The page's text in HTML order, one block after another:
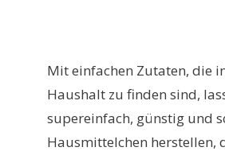
Mit einfachen Zutaten, die
Haushalt zu finden sind,
supereinfach, günstig und
Hausmittelchen herstellen,